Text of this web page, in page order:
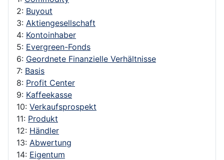
2: Buyout
3: Aktiengesellschaft
4: Kontoinhaber
5: Evergreen-Fonds
6: Geordnete Finanzielle Verhältnisse
7: Basis
8: Profit Center
9: Kaffeekasse
10: Verkaufsprospekt
11: Produkt
12: Händler
13: Abwertung
14: Eigentum